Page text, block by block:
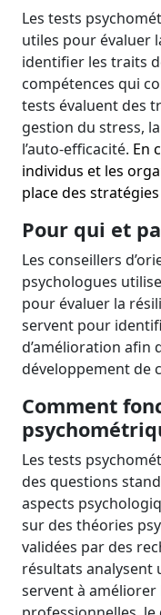
Les tests
utiles pour évaluer
identifier les traits
compétences qui
tests évaluent des
gestion du stress,
l’auto-efficacité. En
individus et les
place des
Pour qui et
Les conseillers
psychologues
pour évaluer la
servent pour
d’amélioration afin
développement de
Comment
Les tests
des questions
aspects
sur des théories
validées par des
résultats analysent
servent à